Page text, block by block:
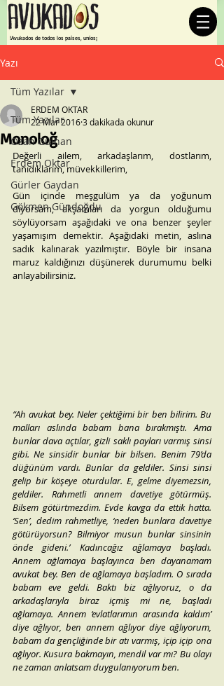
¡Avukados de todos los países, uníos!
Yazı
Tüm Yazılar
Ozan Gülhan
Erdem Oktar
Gürler Gaydan
Gökmen Gündoğdu
Tüm Yazılar
Monoloğ
ERDEM OKTAR
22 Mar 20163 dakikada okunur
Değerli ailem, arkadaşlarım, dostlarım,
tanıdıklarım, müvekkillerim,
Gün içinde meşgulüm ya da yoğunum
diyorsam, akşamları da yorgun olduğumu
söylüyorsam aşağıdaki ve ona benzer şeyler
yaşamışım demektir. Aşağıdaki metin, aslına
sadık kalınarak yazılmıştır. Böyle bir insana
maruz kaldığınızı düşünerek durumumu belki
anlayabilirsiniz.
“Ah avukat bey. Neler çektiğimi bir ben bilirim. Bu
malları aslında babam bana bırakmıştı. Ama
bunlar dava açtılar, gizli saklı payları varmış sinsi
gibi. Ne sinsidir bunlar bir bilsen. Benim 79’da
düğünüm vardı. Bunlar da geldiler. Sinsi sinsi
gelip bir köşeye oturdular. E, gelme diyemezsin,
geldiler. Rahmetli annem davetiye götürmüş.
Bilsem götürtmezdim. Evde kavga da ettik hatta.
‘Sen’, dedim rahmetliye, ‘neden bunlara davetiye
götürüyorsun? Bilmiyor musun bunlar sinsinin
önde gideni.’ Kadıncağız ağlamaya başladı.
Annem ağlamaya başlayınca ben dayanamam
avukat bey. Ben de ağlamaya başladım. O sırada
babam eve geldi. Baktı biz ağlıyoruz, o da
arkadaşlarıyla biraz içmiş mi ne, başladı
ağlamaya. Annem ‘evlatlarımın arasında kaldım’
diye ağlıyor, ben annem ağlıyor diye ağlıyorum,
babam da gençliğinde bir atı varmış, içip içip ona
ağlıyor. Kusura bakmayın, mendil var mı? Bu olayı
ne zaman anlatsam duygulanıyorum ben.